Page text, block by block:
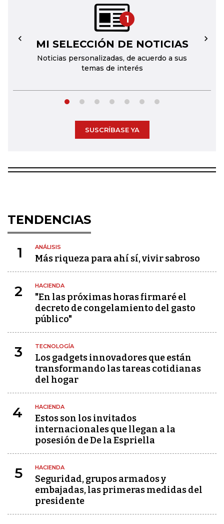
1
MI SELECCIÓN DE NOTICIAS
Noticias personalizadas, de acuerdo a sus
temas de interés
← →
SUSCRÍBASE YA
TENDENCIAS
1 ANÁLISIS
Más riqueza para ahí sí, vivir sabroso
2 HACIENDA
"En las próximas horas firmaré el
decreto de congelamiento del gasto
público"
3 TECNOLOGÍA
Los gadgets innovadores que están
transformando las tareas cotidianas
del hogar
4 HACIENDA
Estos son los invitados
internacionales que llegan a la
posesión de De la Espriella
5 HACIENDA
Seguridad, grupos armados y
embajadas, las primeras medidas del
presidente